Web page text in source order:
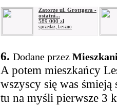
Zatorze ul. Grottgera -
ostatni...
589 000 zł
sprzedaż, Leszno
6. Dodane przez
A potem mieszkańcy
wszyscy się was
tu na myśli pierwsze 3